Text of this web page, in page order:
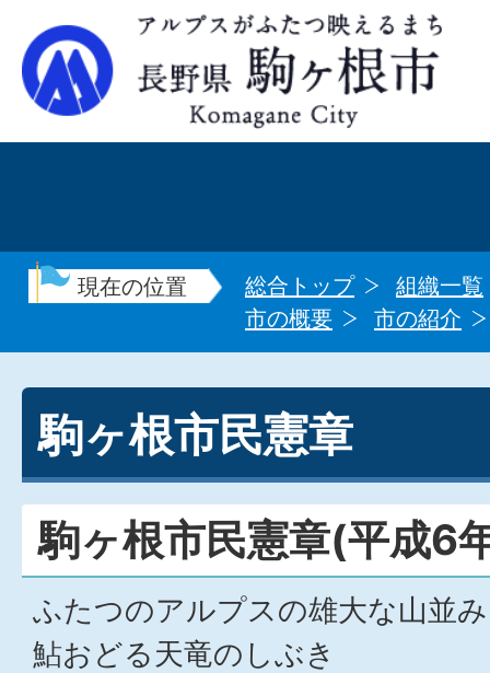
現在の位置 総合トップ
組織一覧
市の概要
市の紹介
駒ヶ根市民憲章
駒ヶ根市民憲章(平成6
ふたつのアルプスの雄大な山並み
鮎おどる天竜のしぶき